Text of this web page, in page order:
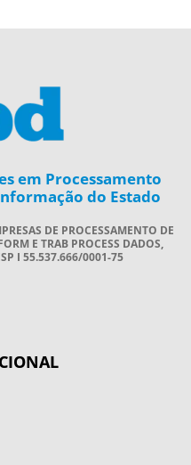
em Processamento
do Estado
DE PROCESSAMENTO DE
E TRAB PROCESS DADOS,
I 55.537.666/0001-75